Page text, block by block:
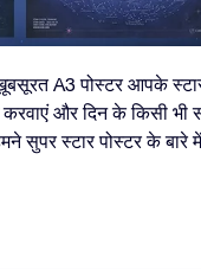
A3 पोस्टर आपके
और दिन के किसी भी
सुपर स्टार पोस्टर के बारे